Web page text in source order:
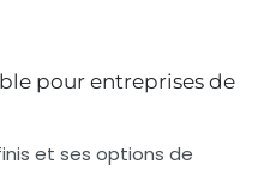
pour entreprises de
et ses options de